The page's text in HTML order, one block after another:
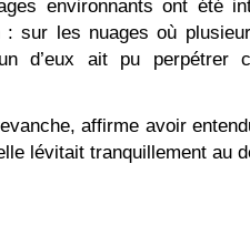
environnants ont été
: sur les nuages où
d’eux ait pu
affirme avoir
lévitait tranquillement au